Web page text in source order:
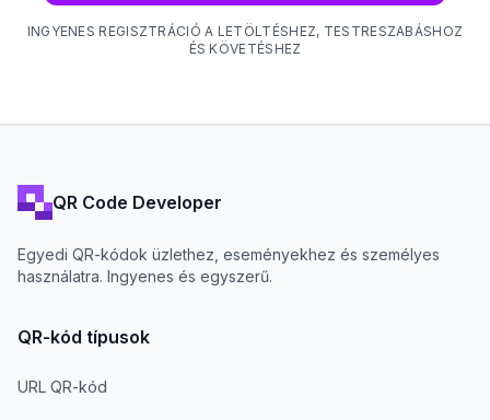
INGYENES REGISZTRÁCIÓ A LETÖLTÉSHEZ, TESTRESZABÁSHOZ
ÉS KÖVETÉSHEZ
QR Code Developer
Egyedi QR-kódok üzlethez, eseményekhez és személyes
használatra. Ingyenes és egyszerű.
QR-kód típusok
URL QR-kód